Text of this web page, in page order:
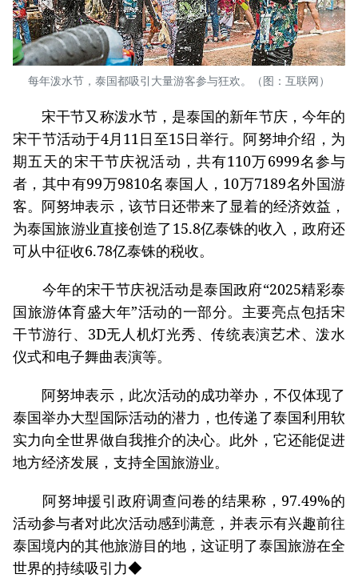
每年泼水节，泰国都吸引大量游客参与狂欢。（图：互联网）
宋干节又称泼水节，是泰国的新年节庆，今年的
宋干节活动于4月11日至15日举行。阿努坤介绍，为
期五天的宋干节庆祝活动，共有110万6999名参与
者，其中有99万9810名泰国人，10万7189名外国游
客。阿努坤表示，该节日还带来了显着的经济效益，
为泰国旅游业直接创造了15.8亿泰铢的收入，政府还
可从中征收6.78亿泰铢的税收。
今年的宋干节庆祝活动是泰国政府“2025精彩泰
国旅游体育盛大年”活动的一部分。主要亮点包括宋
干节游行、3D无人机灯光秀、传统表演艺术、泼水
仪式和电子舞曲表演等。
阿努坤表示，此次活动的成功举办，不仅体现了
泰国举办大型国际活动的潜力，也传递了泰国利用软
实力向全世界做自我推介的决心。此外，它还能促进
地方经济发展，支持全国旅游业。
阿努坤援引政府调查问卷的结果称，97.49%的
活动参与者对此次活动感到满意，并表示有兴趣前往
泰国境内的其他旅游目的地，这证明了泰国旅游在全
世界的持续吸引力◆